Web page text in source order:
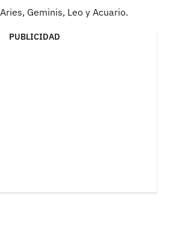
Aries, Geminis, Leo y Acuario.
PUBLICIDAD